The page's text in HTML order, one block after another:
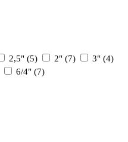
2,5" (5) 2" (7)
3" (4)
6/4" (7)